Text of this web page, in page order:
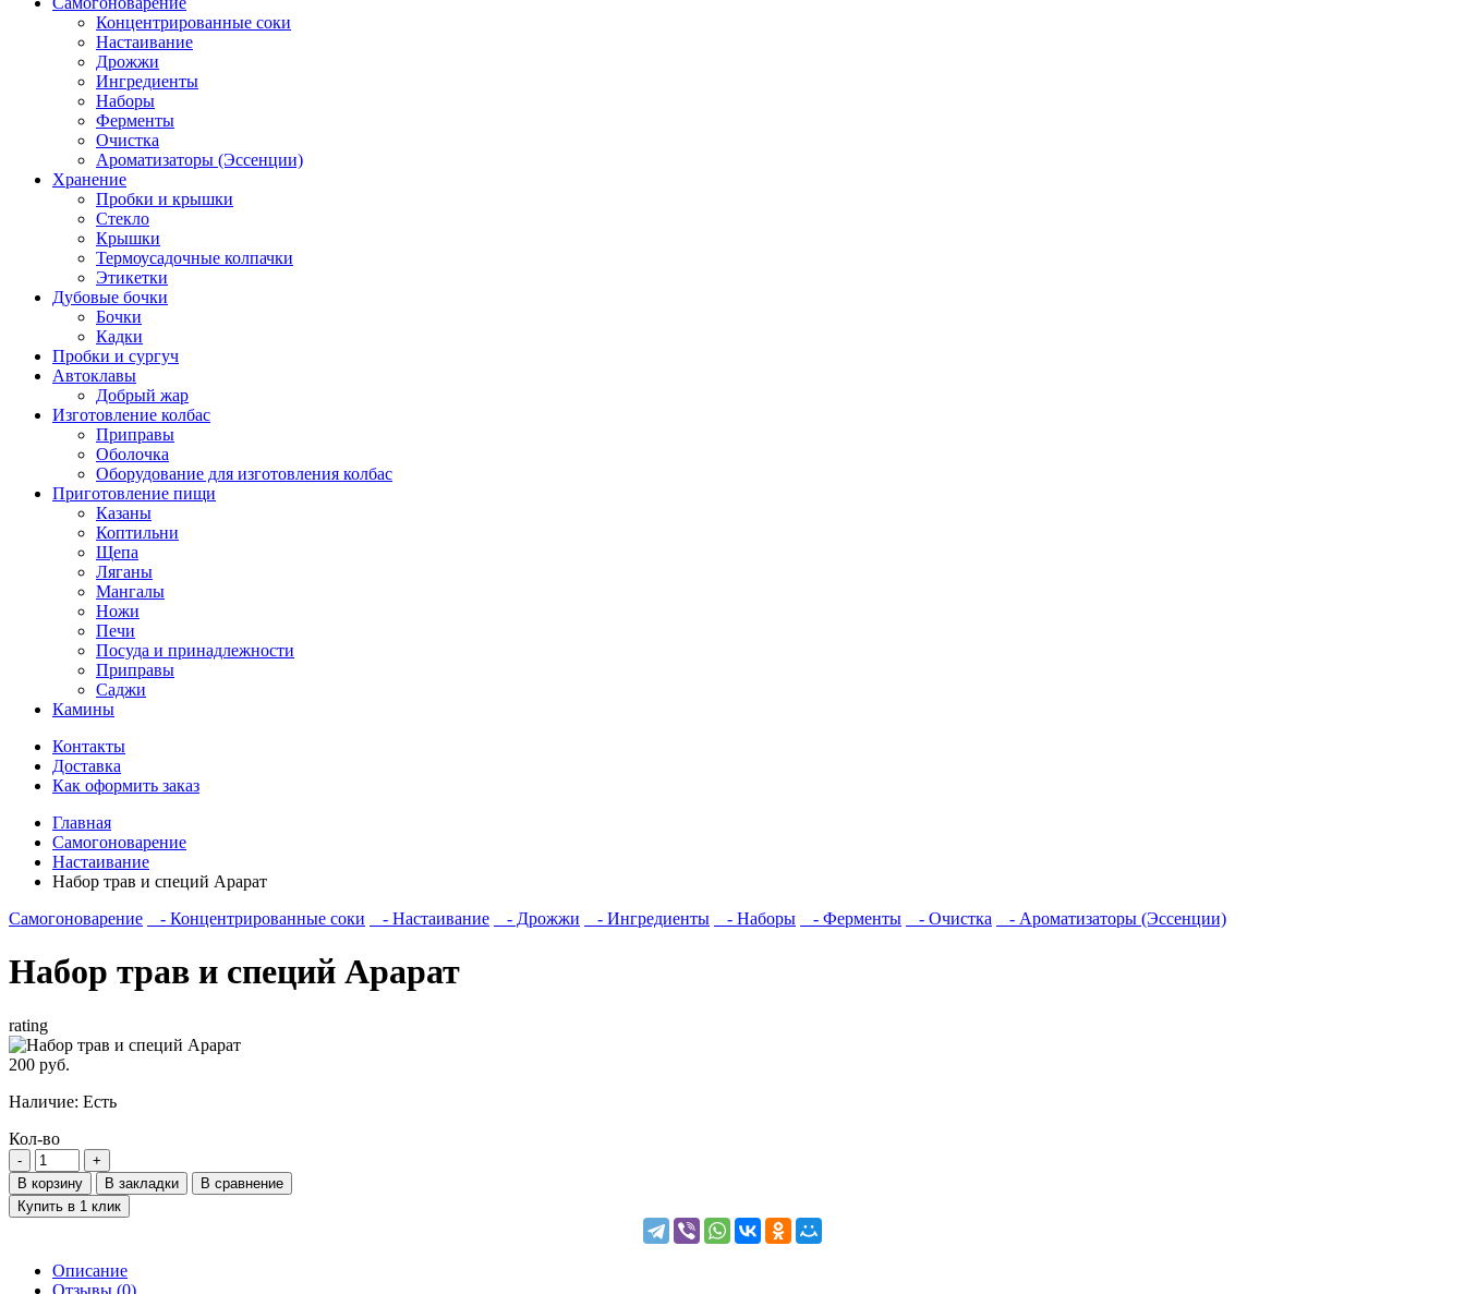
Концентрированные соки
Настаивание
Дрожжи
Ингредиенты
Наборы
Ферменты
Очистка
Ароматизаторы (Эссенции)
Хранение
Пробки и крышки
Стекло
Крышки
Термоусадочные колпачки
Этикетки
Дубовые бочки
Бочки
Кадки
Пробки и сургуч
Автоклавы
Добрый жар
Изготовление колбас
Приправы
Оболочка
Оборудование для изготовления колбас
Приготовление пищи
Казаны
Коптильни
Щепа
Ляганы
Мангалы
Ножи
Печи
Посуда и принадлежности
Приправы
Саджи
Камины
Контакты
Доставка
Как оформить заказ
Главная
Самогоноварение
Настаивание
Набор трав и специй Арарат
Самогоноварение
- Концентрированные соки - Настаивание - Дрожжи - Ингредиенты - Наборы - Ферменты - Очистка - Ароматизаторы (Эссенции)
Набор трав и специй Арарат
rating
200 руб.
Наличие: Есть
Кол-во
В корзину В закладки
В сравнение
Купить в 1 клик
Описание
Отзывы (0)